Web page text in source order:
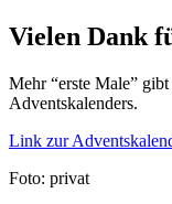
Vielen Dank
Mehr “erste Male”
Adventskalenders.
Link zur
Foto: privat